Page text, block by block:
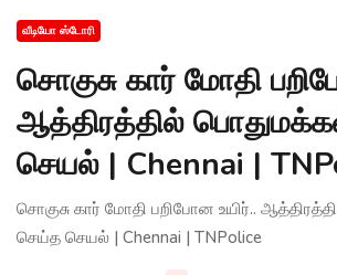
வீடியோ ஸ்டோரி
சொகுசு கார் மோதி
ஆத்திரத்தில்
செயல் | Chennai |
சொகுசு கார் மோதி பறிபோன உயிர்..
செய்த செயல் | Chennai | TNPolice